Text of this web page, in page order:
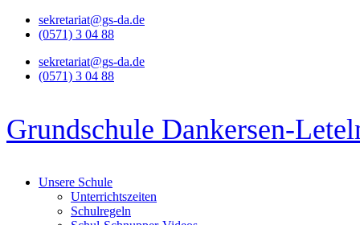
sekretariat@gs-da.de
(0571) 3 04 88
sekretariat@gs-da.de
(0571) 3 04 88
Grundschule Dankersen-
Unsere Schule
Unterrichtszeiten
Schulregeln